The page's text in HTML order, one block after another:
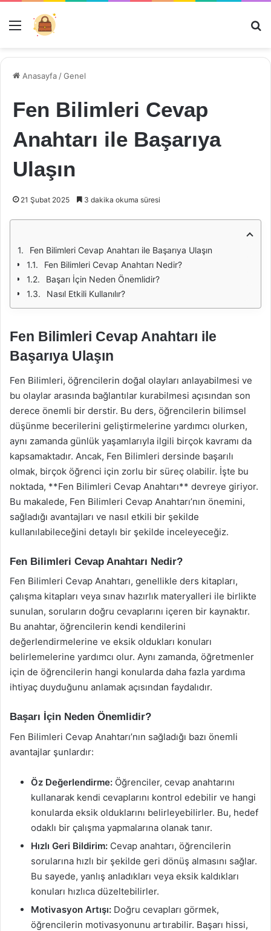
Menü
Anasayfa /Genel
Fen Bilimleri Cevap
Anahtarı ile Başarıya
Ulaşın
21 Şubat 2025 3 dakika okuma süresi
Fen Bilimleri Cevap Anahtarı ile Başarıya Ulaşın
Fen Bilimleri Cevap Anahtarı Nedir?
Başarı İçin Neden Önemlidir?
Nasıl Etkili Kullanılır?
Fen Bilimleri Cevap Anahtarı ile
Başarıya Ulaşın
Fen Bilimleri, öğrencilerin doğal olayları anlayabilmesi ve
bu olaylar arasında bağlantılar kurabilmesi açısından son
derece önemli bir derstir. Bu ders, öğrencilerin bilimsel
düşünme becerilerini geliştirmelerine yardımcı olurken,
aynı zamanda günlük yaşamlarıyla ilgili birçok kavramı da
kapsamaktadır. Ancak, Fen Bilimleri dersinde başarılı
olmak, birçok öğrenci için zorlu bir süreç olabilir. İşte bu
noktada, **Fen Bilimleri Cevap Anahtarı** devreye giriyor.
Bu makalede, Fen Bilimleri Cevap Anahtarı’nın önemini,
sağladığı avantajları ve nasıl etkili bir şekilde
kullanılabileceğini detaylı bir şekilde inceleyeceğiz.
Fen Bilimleri Cevap Anahtarı Nedir?
Fen Bilimleri Cevap Anahtarı, genellikle ders kitapları,
çalışma kitapları veya sınav hazırlık materyalleri ile birlikte
sunulan, soruların doğru cevaplarını içeren bir kaynaktır.
Bu anahtar, öğrencilerin kendi kendilerini
değerlendirmelerine ve eksik oldukları konuları
belirlemelerine yardımcı olur. Aynı zamanda, öğretmenler
için de öğrencilerin hangi konularda daha fazla yardıma
ihtiyaç duyduğunu anlamak açısından faydalıdır.
Başarı İçin Neden Önemlidir?
Fen Bilimleri Cevap Anahtarı’nın sağladığı bazı önemli
avantajlar şunlardır:
Öz Değerlendirme: Öğrenciler, cevap anahtarını
kullanarak kendi cevaplarını kontrol edebilir ve hangi
konularda eksik olduklarını belirleyebilirler. Bu, hedef
odaklı bir çalışma yapmalarına olanak tanır.
Hızlı Geri Bildirim: Cevap anahtarı, öğrencilerin
sorularına hızlı bir şekilde geri dönüş almasını sağlar.
Bu sayede, yanlış anladıkları veya eksik kaldıkları
konuları hızlıca düzeltebilirler.
Motivasyon Artışı: Doğru cevapları görmek,
öğrencilerin motivasyonunu artırabilir. Başarı hissi,